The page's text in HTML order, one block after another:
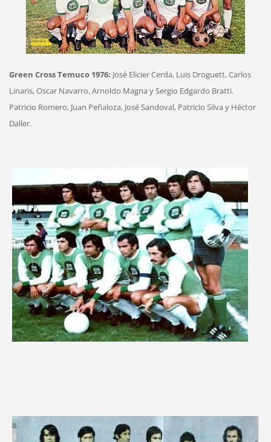
Green Cross Temuco 1976: José Elicier Cerda, Luis Droguett, Carlos
Linaris, Oscar Navarro, Arnoldo Magna y Sergio Edgardo Bratti.
Patricio Romero, Juan Peñaloza, José Sandoval, Patricio Silva y Héctor
Daller.